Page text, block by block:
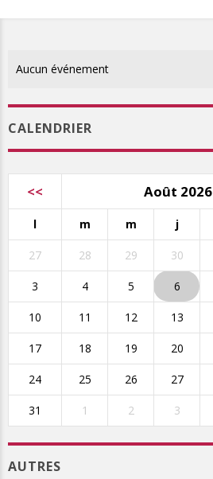
Aucun événement
CALENDRIER
<< Août 2026
l m m j
27 28 29 30
3 4 5 6
10 11 12 13
17 18 19 20
24 25 26 27
31 1 2 3
AUTRES